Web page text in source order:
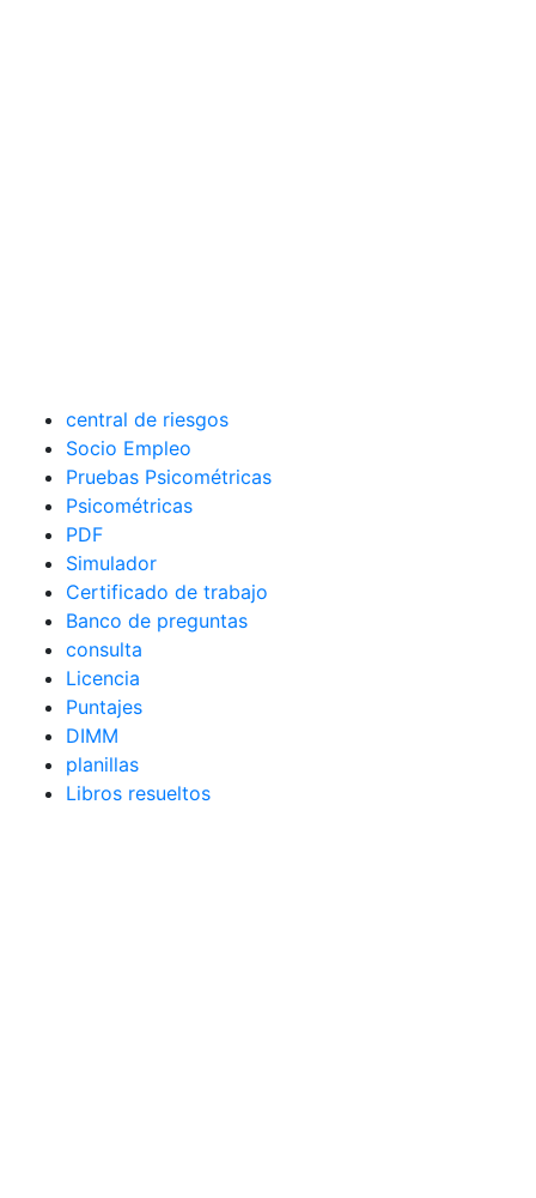
central de riesgos
Socio Empleo
Pruebas Psicométricas
Psicométricas
PDF
Simulador
Certificado de trabajo
Banco de preguntas
consulta
Licencia
Puntajes
DIMM
planillas
Libros resueltos